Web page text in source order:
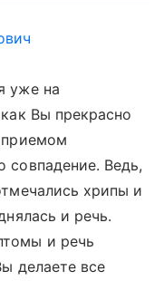
уже на
Вы прекрасно
приемом
совпадение. Ведь,
хрипы и
и речь.
и речь
делаете все